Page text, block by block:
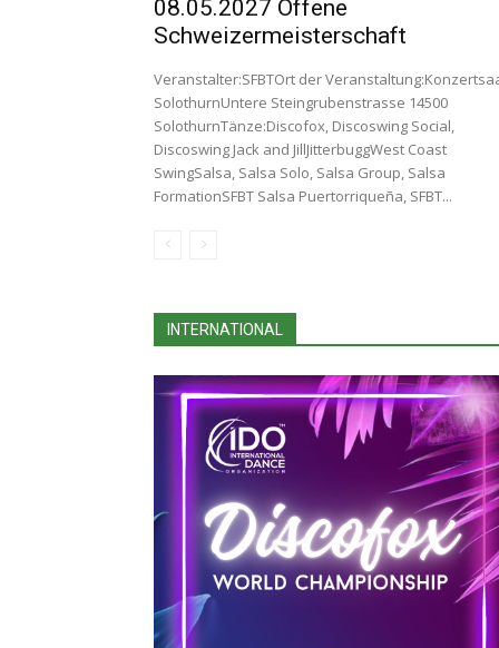
08.05.2027 Offene
Schweizermeisterschaft
Veranstalter:SFBTOrt der
SolothurnUntere Steingrubenstrasse 14500
SolothurnTänze:Discofox, Discoswing Social,
Discoswing Jack and JillJitterbuggWest Coast
SwingSalsa, Salsa Solo, Salsa Group, Salsa
FormationSFBT Salsa Puertorriqueña, SFBT...
INTERNATIONAL